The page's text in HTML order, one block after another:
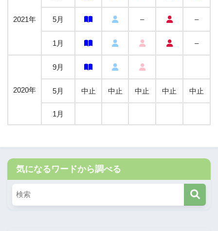
2021年 5月 – –
1月 –
2020年
9月
5月 中止 中止 中止 中止 中止
1月
気になるワードから調べる